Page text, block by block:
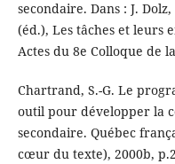
secondaire. Dans : J.
(éd.), Les tâches et leurs
Actes du 8e Colloque de
Chartrand, S.-G. Le
outil pour développer la
secondaire. Québec
cœur du texte), 2000b,